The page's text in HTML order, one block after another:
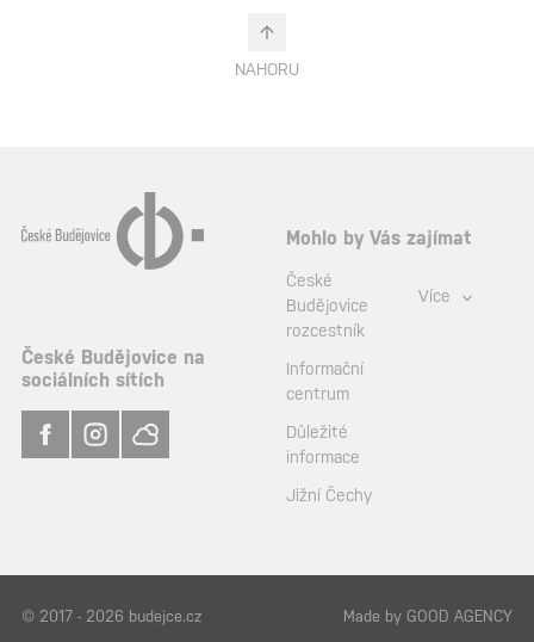
NAHORU
České Budějovice na
sociálních sítích
Mohlo by Vás zajímat
České
Budějovice
rozcestník
Informační
centrum
Důležité
informace
Jižní Čechy
Více
© 2017 - 2026 budejce.cz Made by GOOD AGENCY